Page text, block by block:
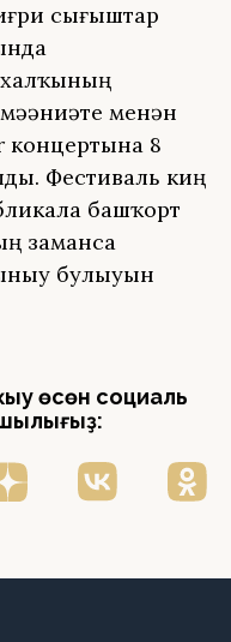
сығыштар
менән
концертына 8
Фестиваль киң
башҡорт
заманса
булыуын
өсөн социаль